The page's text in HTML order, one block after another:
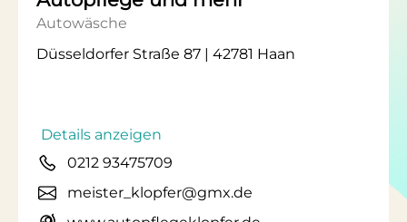
Autowäsche
Düsseldorfer Straße 87 | 42781 Haan
Details anzeigen
0212 93475709
meister_klopfer@gmx.de